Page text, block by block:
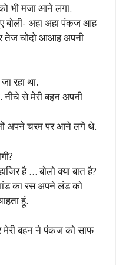
भी मजा आने लगा.
बोली- अहा अहा पंकज आह
तेज चोदो आआह अपनी
रहा था.
नीचे से मेरी बहन अपनी
अपने चरम पर आने लगे थे.
है … बोलो क्या बात है?
का रस अपने लंड को
हूं.
बहन ने पंकज को साफ